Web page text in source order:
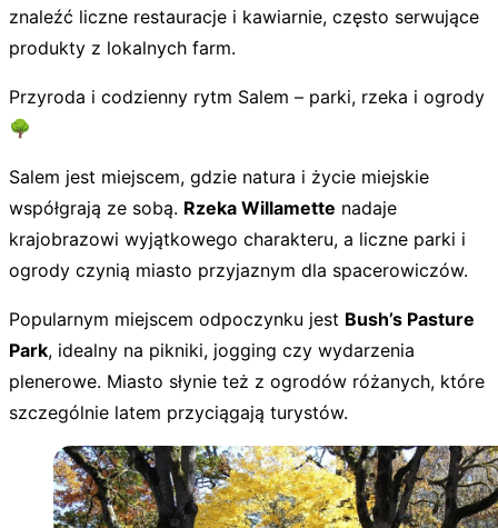
znaleźć liczne restauracje i kawiarnie, często serwujące
produkty z lokalnych farm.
Przyroda i codzienny rytm Salem – parki, rzeka i ogrody
🌳
Salem jest miejscem, gdzie natura i życie miejskie
współgrają ze sobą. Rzeka Willamette nadaje
krajobrazowi wyjątkowego charakteru, a liczne parki i
ogrody czynią miasto przyjaznym dla spacerowiczów.
Popularnym miejscem odpoczynku jest Bush’s Pasture
Park, idealny na pikniki, jogging czy wydarzenia
plenerowe. Miasto słynie też z ogrodów różanych, które
szczególnie latem przyciągają turystów.